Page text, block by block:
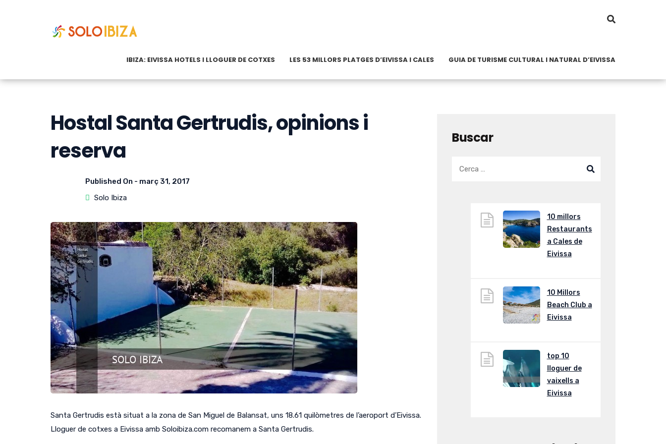
IBIZA: EIVISSA HOTELS I LLOGUER DE COTXES LES 53 MILLORS PLATGES D’EIVISSA I CALES GUIA DE TURISME CULTURAL I NATURAL D’EIVISSA
Hostal Santa Gertrudis, opinions i
reserva
Published On - març 31, 2017
Solo Ibiza
Santa Gertrudis està situat a la zona de San Miguel de Balansat, uns 18.61 quilòmetres de l’aeroport d’Eivissa.
Lloguer de cotxes a Eivissa amb Soloibiza.com recomanem a Santa Gertrudis.
Buscar
10 millors
Restaurants
a Cales de
Eivissa
10 Millors
Beach Club a
Eivissa
top 10
lloguer de
vaixells a
Eivissa